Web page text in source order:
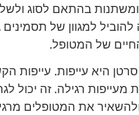
ומשתנות בהתאם לסוג
למגוון של תסמינים
של המטופל.
היא עייפות. עייפות
רגילה. זה יכול
את המטופלים